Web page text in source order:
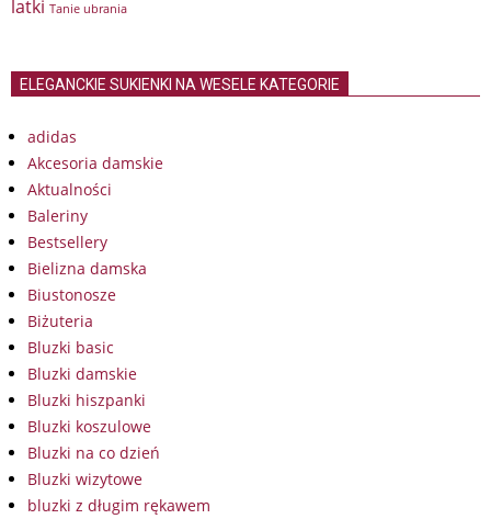
latki Tanie ubrania
ELEGANCKIE SUKIENKI NA WESELE KATEGORIE
adidas
Akcesoria damskie
Aktualności
Baleriny
Bestsellery
Bielizna damska
Biustonosze
Biżuteria
Bluzki basic
Bluzki damskie
Bluzki hiszpanki
Bluzki koszulowe
Bluzki na co dzień
Bluzki wizytowe
bluzki z długim rękawem